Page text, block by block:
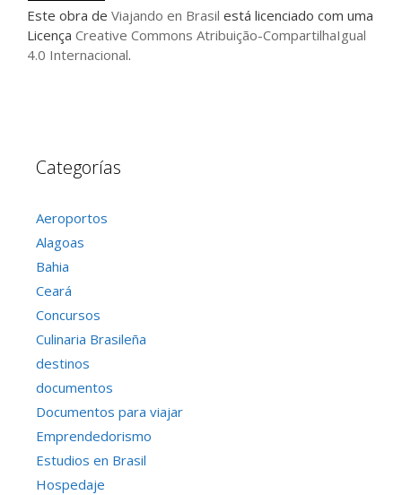
Este obra de Viajando en Brasil está licenciado com uma
Licença Creative Commons Atribuição-CompartilhaIgual
4.0 Internacional.
Categorías
Aeroportos
Alagoas
Bahia
Ceará
Concursos
Culinaria Brasileña
destinos
documentos
Documentos para viajar
Emprendedorismo
Estudios en Brasil
Hospedaje